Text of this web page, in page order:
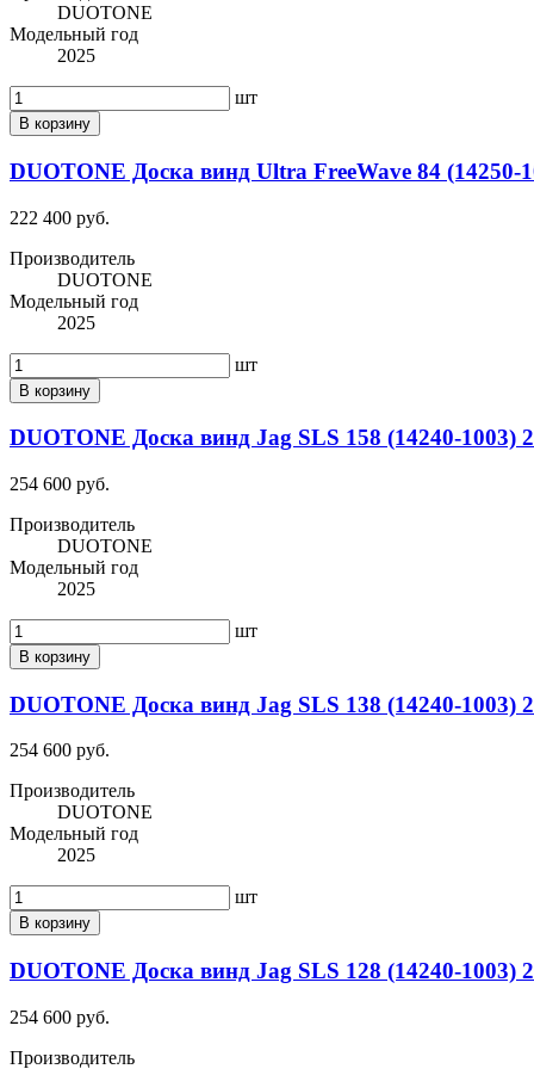
DUOTONE
Модельный год
2025
шт
В корзину
DUOTONE Доска винд Ultra FreeWave 84 (14250-
222 400 руб.
Производитель
DUOTONE
Модельный год
2025
шт
В корзину
DUOTONE Доска винд Jag SLS 158 (14240-1003)
254 600 руб.
Производитель
DUOTONE
Модельный год
2025
шт
В корзину
DUOTONE Доска винд Jag SLS 138 (14240-1003)
254 600 руб.
Производитель
DUOTONE
Модельный год
2025
шт
В корзину
DUOTONE Доска винд Jag SLS 128 (14240-1003)
254 600 руб.
Производитель